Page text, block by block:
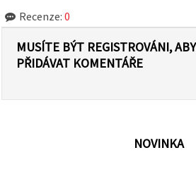
Recenze: 0
MUSÍTE BÝT REGISTROVÁNI,
PŘIDÁVAT KOMENTÁŘE
NOVINKA